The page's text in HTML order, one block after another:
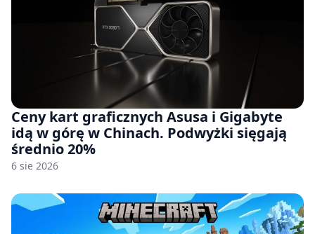
Ceny kart graficznych Asusa i Gigabyte
idą w górę w Chinach. Podwyżki sięgają
średnio 20%
6 sie 2026